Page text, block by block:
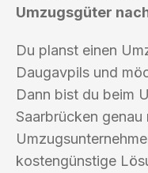
Umzugsgüter
Du planst einen
Daugavpils und
Dann bist du beim
Saarbrücken
kostengünstige